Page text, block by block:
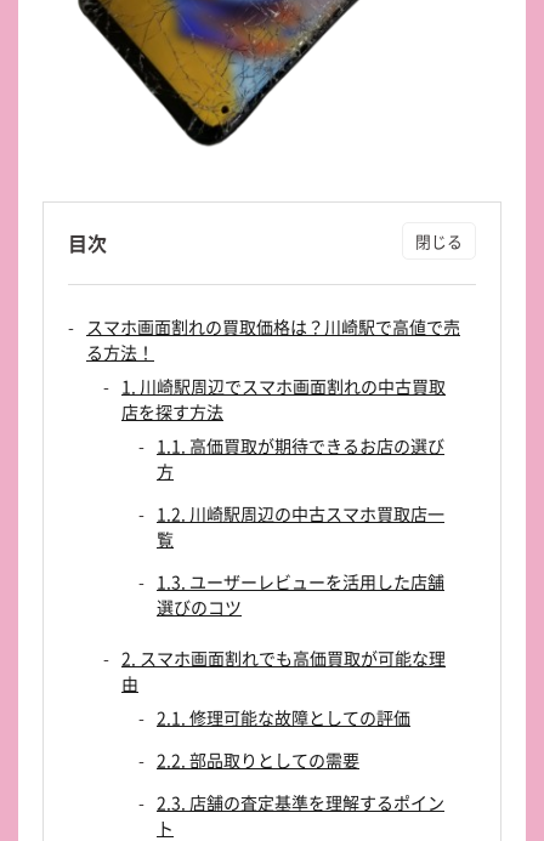
目次
スマホ画面割れの買取価格は？川崎駅で高値で売
る方法！
1. 川崎駅周辺でスマホ画面割れの中古買取
店を探す方法
1.1. 高価買取が期待できるお店の選び
方
1.2. 川崎駅周辺の中古スマホ買取店一
覧
1.3. ユーザーレビューを活用した店舗
選びのコツ
2. スマホ画面割れでも高価買取が可能な理
由
2.1. 修理可能な故障としての評価
2.2. 部品取りとしての需要
2.3. 店舗の査定基準を理解するポイン
ト